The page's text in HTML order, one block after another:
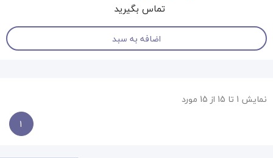
تماس بگیرید
اضافه به سبد
نمایش 1 تا 15 از 15 مورد
1